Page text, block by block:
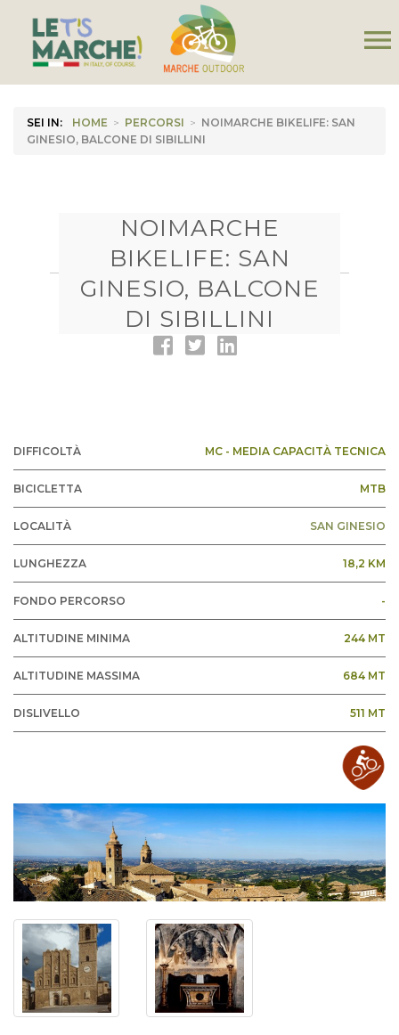
menu
SEI IN: HOME > PERCORSI > NOIMARCHE BIKELIFE: SAN
GINESIO, BALCONE DI SIBILLINI
NOIMARCHE
BIKELIFE: SAN
GINESIO, BALCONE
DI SIBILLINI
DIFFICOLTÀ MC - MEDIA CAPACITÀ TECNICA
BICICLETTA MTB
LOCALITÀ SAN GINESIO
LUNGHEZZA 18,2 KM
FONDO PERCORSO -
ALTITUDINE MINIMA 244 MT
ALTITUDINE MASSIMA 684 MT
DISLIVELLO 511 MT